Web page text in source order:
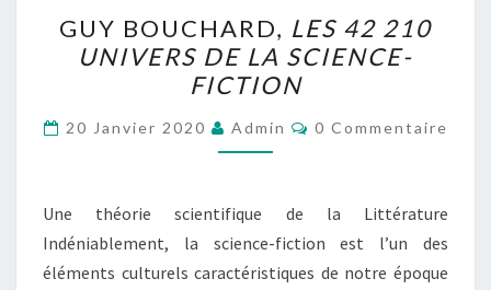
BOUCHARD,
LES
42
210
UNIVERS
LA
SCIENCE-
FICTION
GUY BOUCHARD, LES 42 210
UNIVERS DE LA SCIENCE-
FICTION
20 Janvier 2020 Admin Commentaires
0 Commentaire
Une théorie scientifique de la Littérature
Indéniablement, la science-fiction est l’un des
éléments culturels caractéristiques de notre époque